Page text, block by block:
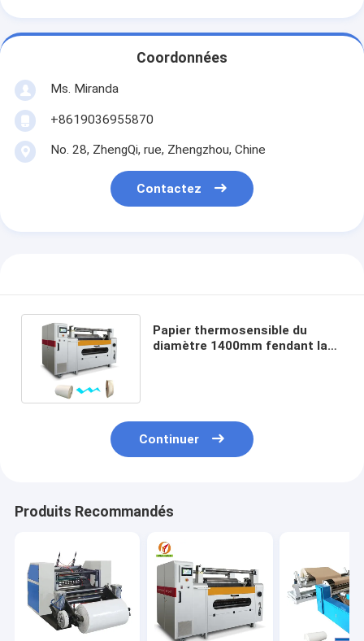
Coordonnées
Ms. Miranda
+8619036955870
No. 28, ZhengQi, rue, Zhengzhou, Chine
Contactez
Papier thermosensible du
diamètre 1400mm fendant la
Continuer
Produits Recommandés